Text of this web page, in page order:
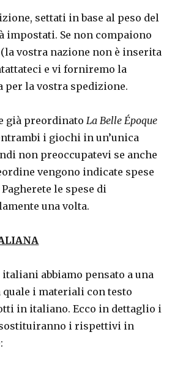
settati in base al peso del
impostati. Se non compaiono
vostra nazione non è inserita
e vi forniremo la
la vostra spedizione.
già preordinatoLa Belle Époque
i giochi in un’unica
non preoccupatevi se anche
vengono indicate spese
le spese di
una volta.
abbiamo pensato a una
i materiali con testo
in italiano. Ecco in dettaglio i
i rispettivi in